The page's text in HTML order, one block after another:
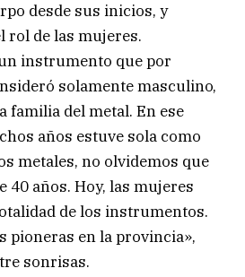
desde sus inicios, y
rol de las mujeres.
instrumento que por
solamente masculino,
familia del metal. En ese
años estuve sola como
metales, no olvidemos que
40 años. Hoy, las mujeres
de los instrumentos.
pioneras en la provincia»,
sonrisas.